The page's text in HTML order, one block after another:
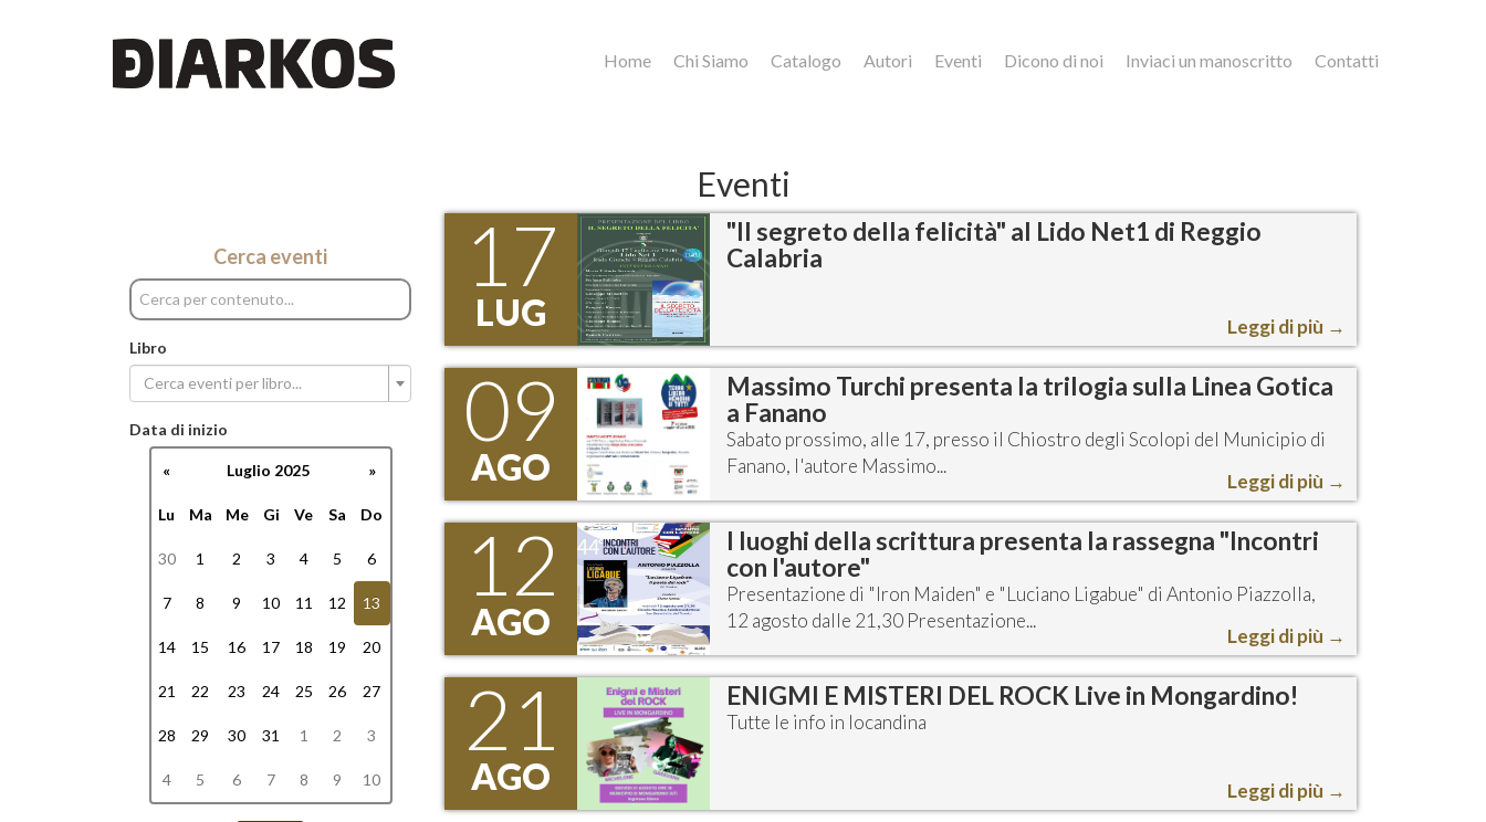
Home Chi Siamo Catalogo Autori Eventi Dicono di noi Inviaci un manoscritto Contatti
Eventi
Cerca eventi
Libro
Cerca eventi per libro...
Data di inizio
« Luglio 2025 »
Lu Ma Me Gi Ve Sa Do
30 1 2 3 4 5 6
7 8 9 10 11 12 13
14 15 16 17 18 19 20
21 22 23 24 25 26 27
28 29 30 31 1 2 3
4 5 6 7 8 9 10
17
LUG
"Il segreto della felicità" al Lido Net1 di Reggio
Calabria
Leggi di più →
09
AGO
Massimo Turchi presenta la trilogia sulla Linea Gotica
a Fanano
Sabato prossimo, alle 17, presso il Chiostro degli Scolopi del Municipio di
Fanano, l'autore Massimo...
Leggi di più →
12
AGO
I luoghi della scrittura presenta la rassegna "Incontri
con l'autore"
Presentazione di "Iron Maiden" e "Luciano Ligabue" di Antonio Piazzolla,
12 agosto dalle 21,30 Presentazione...
Leggi di più →
21
AGO
ENIGMI E MISTERI DEL ROCK Live in Mongardino!
Tutte le info in locandina
Leggi di più →